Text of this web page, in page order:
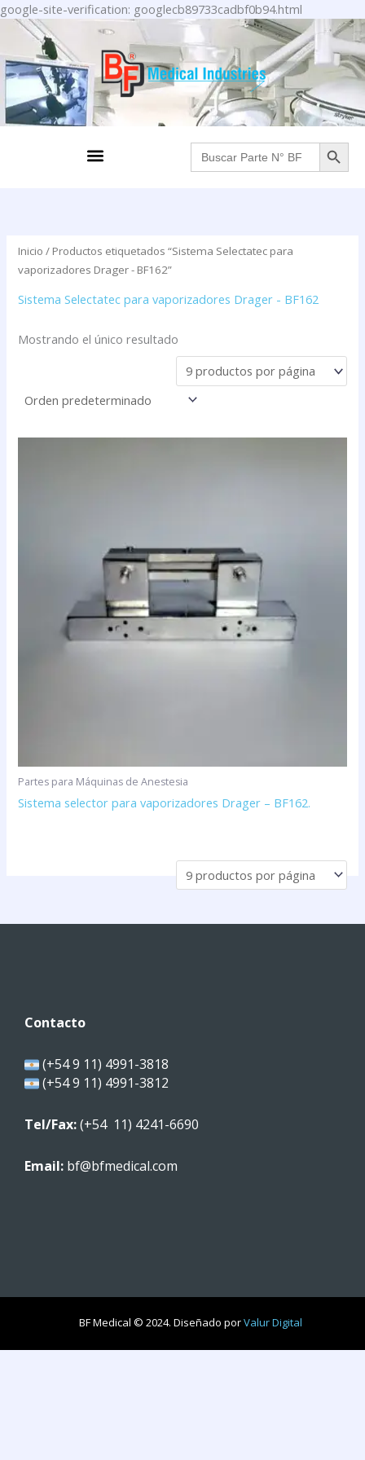
google-site-verification: googlecb89733cadbf0b94.html
al
contenido
Menu Buscar: BOTÓN DE
Inicio / Productos etiquetados “Sistema Selectatec para
vaporizadores Drager - BF162”
Sistema Selectatec para vaporizadores Drager - BF162
Mostrando el único resultado
Partes para Máquinas de Anestesia
Sistema selector para vaporizadores Drager – BF162.
Contacto
(+54 9 11) 4991-3818
(+54 9 11) 4991-3812
Tel/Fax:(+54 11) 4241-6690
Email: bf@bfmedical.com
BF Medical © 2024. Diseñado porValur Digital